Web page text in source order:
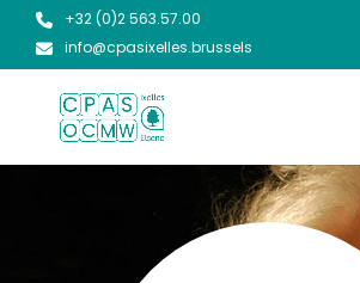
+32 (0)2 563.57.00
info@cpasixelles.brussels